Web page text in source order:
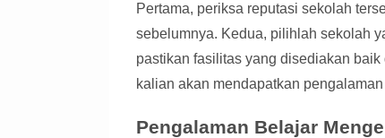
Pertama, periksa reputasi sekolah
sebelumnya. Kedua, pilihlah sekolah
pastikan fasilitas yang disediakan
kalian akan mendapatkan
Pengalaman Belajar